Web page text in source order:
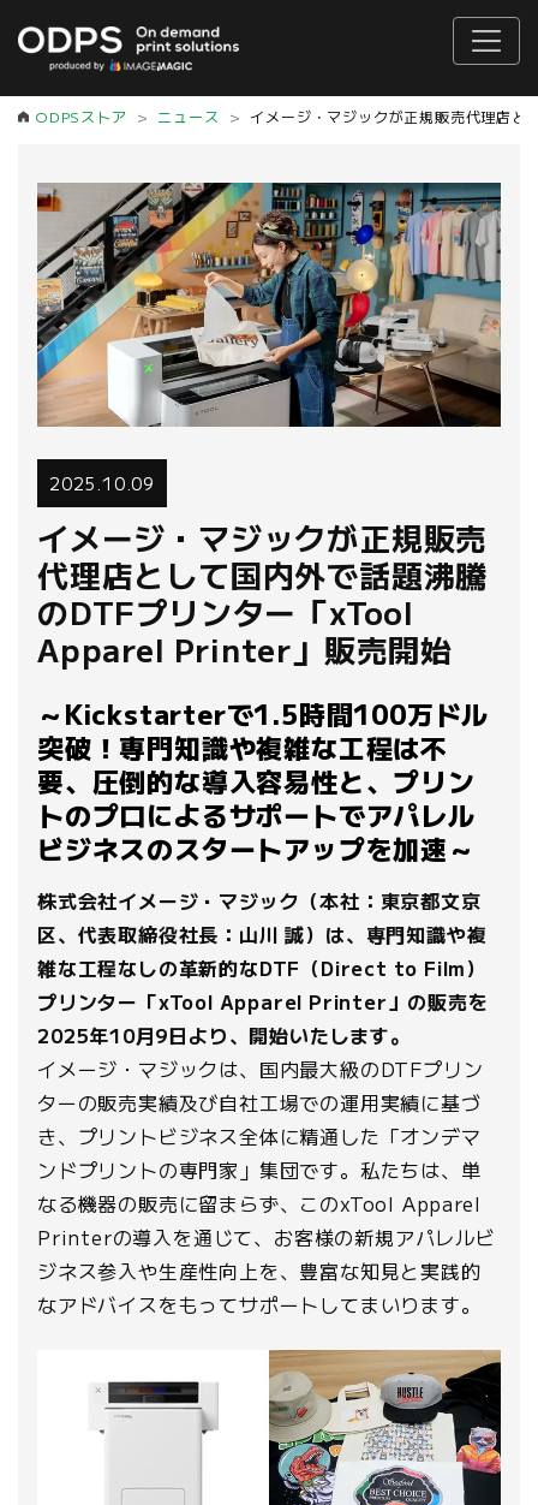
ODPSストア ニュース イメージ・マジックが正規販売代理店
2025.10.09
イメージ・マジックが正規販売
代理店として国内外で話題沸騰
のDTFプリンター「xTool
Apparel Printer」販売開始
～Kickstarterで1.5時間100万ドル
突破！専門知識や複雑な工程は不
要、圧倒的な導入容易性と、プリン
トのプロによるサポートでアパレル
ビジネスのスタートアップを加速～
株式会社イメージ・マジック（本社：東京都文京
区、代表取締役社長：山川 誠）は、専門知識や複
雑な工程なしの革新的なDTF（Direct to Film）
プリンター「xTool Apparel Printer」の販売を
2025年10月9日より、開始いたします。
イメージ・マジックは、国内最大級のDTFプリン
ターの販売実績及び自社工場での運用実績に基づ
き、プリントビジネス全体に精通した「オンデマ
ンドプリントの専門家」集団です。私たちは、単
なる機器の販売に留まらず、このxTool Apparel
Printerの導入を通じて、お客様の新規アパレルビ
ジネス参入や生産性向上を、豊富な知見と実践的
なアドバイスをもってサポートしてまいります。